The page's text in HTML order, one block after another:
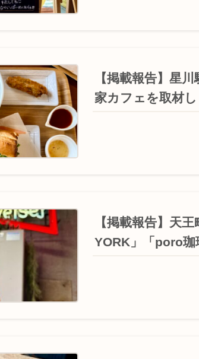
【掲載報告】星
家カフェを取材
【掲載報告】天
YORK」「poro珈